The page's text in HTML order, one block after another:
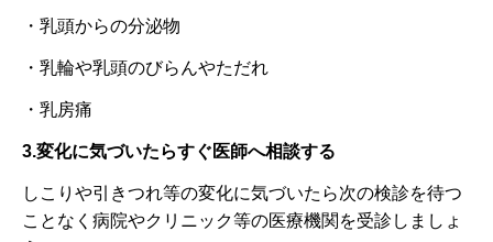
・乳頭からの分泌物
・乳輪や乳頭のびらんやただれ
・乳房痛
3.変化に気づいたらすぐ医師へ相談する
しこりや引きつれ等の変化に気づいたら次の検診を待つ
ことなく病院やクリニック等の医療機関を受診しましょ